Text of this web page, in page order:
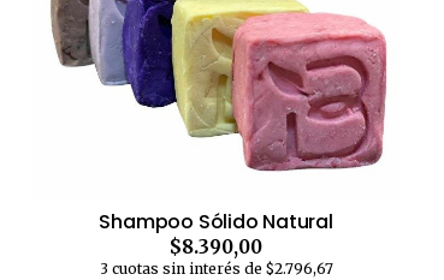
Shampoo Sólido Natural
$8.390,00
3 cuotas sin interés de $2.796,67